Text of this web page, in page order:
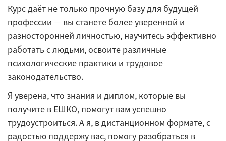
Курс даёт не только прочную базу для будущей
профессии — вы станете более уверенной и
разносторонней личностью, научитесь эффективно
работать с людьми, освоите различные
психологические практики и трудовое
законодательство.
Я уверена, что знания и диплом, которые вы
получите в ЕШКО, помогут вам успешно
трудоустроиться. А я, в дистанционном формате, с
радостью поддержу вас, помогу разобраться в